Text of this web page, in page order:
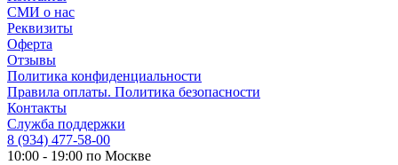
СМИ о нас
Реквизиты
Оферта
Отзывы
Политика конфиденциальности
Правила оплаты. Политика безопасности
Контакты
Служба поддержки
8 (934) 477-58-00
10:00 - 19:00 по Москве